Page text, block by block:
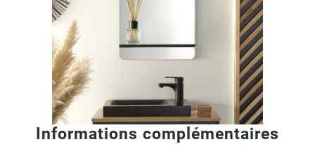
Informations complémentaires